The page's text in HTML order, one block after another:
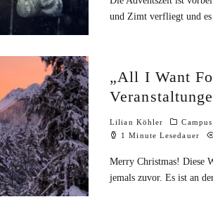
und Zimt verfliegt und
„All I Want
Lilian Köhler Campus
1 Minute Lesedauer
Merry Christmas! Diese
jemals zuvor. Es ist an